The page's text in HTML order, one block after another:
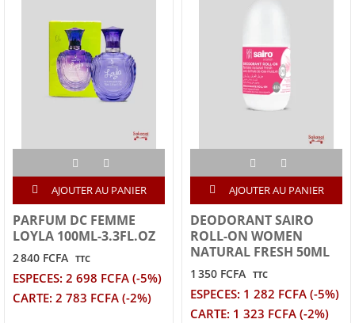
AJOUTER AU PANIER
PARFUM DC FEMME
LOYLA 100ML-3.3FL.OZ
2 840 FCFA TTC
ESPECES: 2 698 FCFA (-5%)
CARTE: 2 783 FCFA (-2%)
AJOUTER AU PANIER
DEODORANT SAIRO
ROLL-ON WOMEN
NATURAL FRESH 50ML
1 350 FCFA TTC
ESPECES: 1 282 FCFA (-5%)
CARTE: 1 323 FCFA (-2%)